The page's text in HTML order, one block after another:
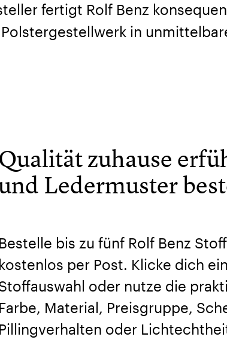
fertigt Rolf Benz
in
Qualität zuhause
Ledermuster
Bestelle bis zu fünf Rolf Benz
kostenlos per Post. Klicke dich
oder nutze die
Farbe, Material, Preisgruppe,
Pillingverhalten oder